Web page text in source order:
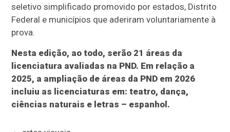
seletivo simplificado promovido por estados, Distrito
Federal e municípios que aderiram voluntariamente à
prova.
Nesta edição, ao todo, serão 21 áreas da
licenciatura avaliadas na PND. Em relação a
2025, a ampliação de áreas da PND em 2026
incluiu as licenciaturas em: teatro, dança,
ciências naturais e letras – espanhol.